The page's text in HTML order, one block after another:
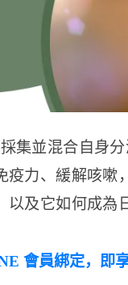
集並混合自身
力、緩解咳
及它如何成為
會員綁定，即